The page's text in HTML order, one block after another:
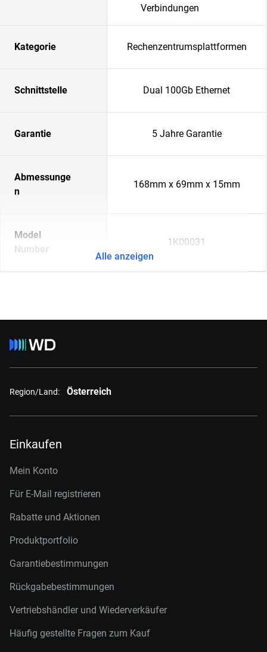
Verbindungen
Kategorie Rechenzentrumsplattformen
Schnittstelle Dual 100Gb Ethernet
Garantie 5 Jahre Garantie
Abmessunge
n
168mm x 69mm x 15mm
Model
Number
1K00031
Alle anzeigen
Region/Land: Österreich
Einkaufen
Mein Konto
Für E-Mail registrieren
Rabatte und Aktionen
Produktportfolio
Garantiebestimmungen
Rückgabebestimmungen
Vertriebshändler und Wiederverkäufer
Häufig gestellte Fragen zum Kauf